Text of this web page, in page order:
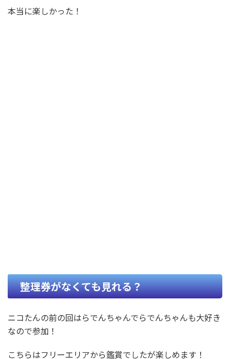
本当に楽しかった！
整理券がなくても見れる？
ニコたんの前の回はらでんちゃんでらでんちゃんも大好き
なので参加！
こちらはフリーエリアから鑑賞でしたが楽しめます！